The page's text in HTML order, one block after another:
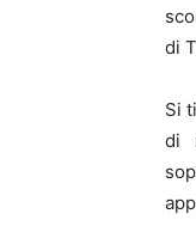
di
Si
di